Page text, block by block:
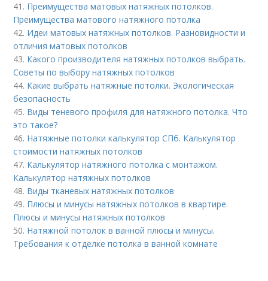
41. Преимущества матовых натяжных потолков.
Преимущества матового натяжного потолка
42. Идеи матовых натяжных потолков. Разновидности и
отличия матовых потолков
43. Какого производителя натяжных потолков выбрать.
Советы по выбору натяжных потолков
44. Какие выбрать натяжные потолки. Экологическая
безопасность
45. Виды теневого профиля для натяжного потолка. Что
это такое?
46. Натяжные потолки калькулятор СПб. Калькулятор
стоимости натяжных потолков
47. Калькулятор натяжного потолка с монтажом.
Калькулятор натяжных потолков
48. Виды тканевых натяжных потолков
49. Плюсы и минусы натяжных потолков в квартире.
Плюсы и минусы натяжных потолков
50. Натяжной потолок в ванной плюсы и минусы.
Требования к отделке потолка в ванной комнате